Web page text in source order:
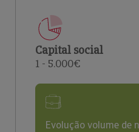
Capital social
1 - 5.000€
Evolução volume de